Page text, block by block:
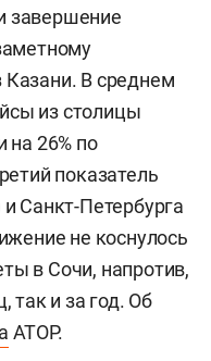
завершение
В среднем
из столицы
на 26% по
показатель
Санкт-Петербурга
не коснулось
в Сочи, напротив,
так и за год. Об
АТОР.